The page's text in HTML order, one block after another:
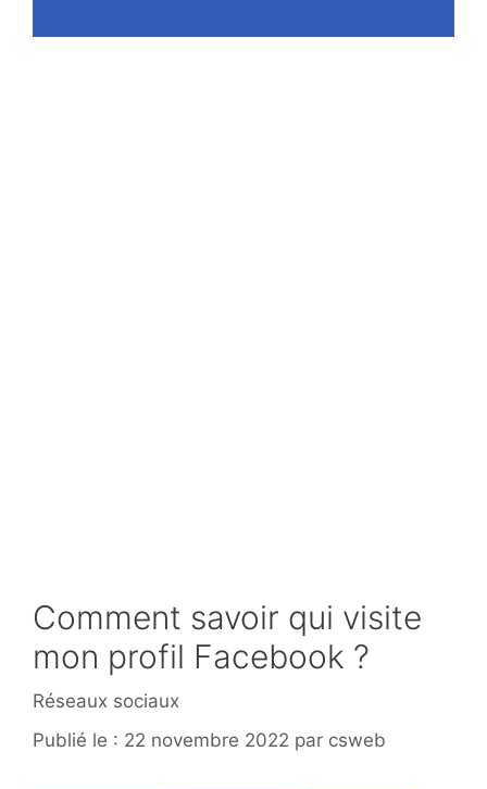
Comment savoir qui visite
mon profil Facebook ?
Catégories
Réseaux sociaux
22 novembre 2022 par csweb